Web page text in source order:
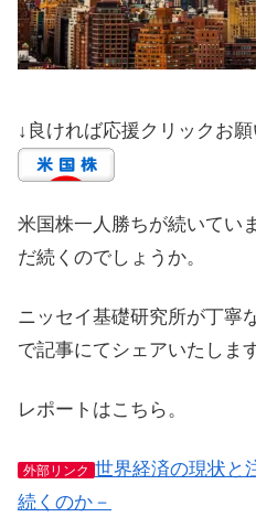
↓良ければ応援クリックお願
米国株一人勝ちが続いてい
だ続くのでしょうか。
ニッセイ基礎研究所が丁寧
で記事にてシェアいたします
レポートはこちら。
外部リンク 世界経済の現状と
続くのか－